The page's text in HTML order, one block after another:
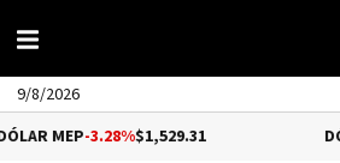
9/8/2026
-3.28%$1,529.31 DÓLAR CCL